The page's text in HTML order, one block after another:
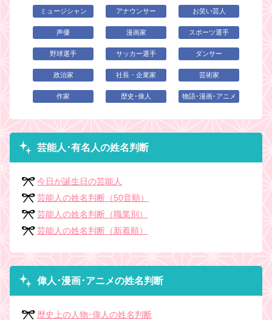
ミュージシャン アナウンサー お笑い芸人
声優 漫画家 スポーツ選手
野球選手 サッカー選手 ダンサー
政治家 社長・企業家 芸術家
作家 歴史･偉人 物語･漫画･アニメ
芸能人･有名人の姓名判断
今日が誕生日の芸能人
芸能人の姓名判断（50音順）
芸能人の姓名判断（職業別）
芸能人の姓名判断（新着順）
偉人･漫画･アニメの姓名判断
歴史上の人物･偉人の姓名判断